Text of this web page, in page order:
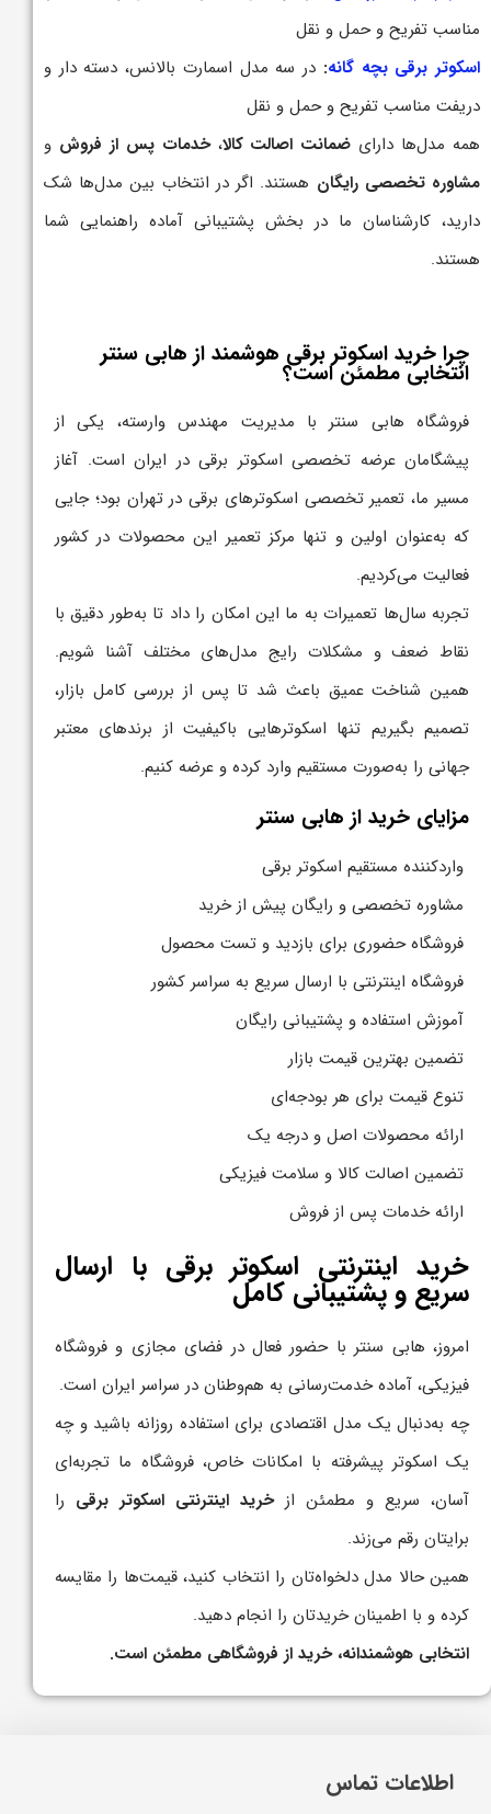
مناسب تفریح و حمل و نقل
اسکوتر برقی بچه گانه: در سه مدل اسمارت بالانس، دسته دار و
دریفت مناسب تفریح و حمل و نقل
همه مدل‌ها دارای ضمانت اصالت کالا،خدمات پس از فروش و
مشاوره تخصصی رایگان هستند. اگر در انتخاب بین مدل‌ها شک
دارید، کارشناسان ما در بخش پشتیبانی آماده راهنمایی شما
هستند.
چرا خرید اسکوتر برقی هوشمند از هابی سنتر
انتخابی مطمئن است؟
فروشگاه هابی سنتر با مدیریت مهندس وارسته، یکی از
پیشگامان عرضه تخصصی اسکوتر برقی در ایران است. آغاز
مسیر ما، تعمیر تخصصی اسکوترهای برقی در تهران بود؛ جایی
که به‌عنوان اولین و تنها مرکز تعمیر این محصولات در کشور
فعالیت می‌کردیم.
تجربه‌ سال‌ها تعمیرات به ما این امکان را داد تا به‌طور دقیق با
نقاط ضعف و مشکلات رایج مدل‌های مختلف آشنا شویم.
همین شناخت عمیق باعث شد تا پس از بررسی کامل بازار،
تصمیم بگیریم تنها اسکوترهایی باکیفیت از برندهای معتبر
جهانی را به‌صورت مستقیم وارد کرده و عرضه کنیم.
مزایای خرید از هابی سنتر
واردکننده مستقیم اسکوتر برقی
مشاوره تخصصی و رایگان پیش از خرید
فروشگاه حضوری برای بازدید و تست محصول
فروشگاه اینترنتی با ارسال سریع به سراسر کشور
آموزش استفاده و پشتیبانی رایگان
تضمین بهترین قیمت بازار
تنوع قیمت برای هر بودجه‌ای
ارائه محصولات اصل و درجه یک
تضمین اصالت کالا و سلامت فیزیکی
ارائه خدمات پس از فروش
خرید اینترنتی اسکوتر برقی با ارسال
سریع و پشتیبانی کامل
امروز، هابی سنتر با حضور فعال در فضای مجازی و فروشگاه
فیزیکی، آماده خدمت‌رسانی به هم‌وطنان در سراسر ایران است.
چه به‌دنبال یک مدل اقتصادی برای استفاده روزانه باشید و چه
یک اسکوتر پیشرفته با امکانات خاص، فروشگاه ما تجربه‌ای
آسان، سریع و مطمئن ازخرید اینترنتی اسکوتر برقی را
برایتان رقم می‌زند.
همین حالا مدل دلخواه‌تان را انتخاب کنید، قیمت‌ها را مقایسه
کرده و با اطمینان خریدتان را انجام دهید.
انتخابی هوشمندانه، خرید از فروشگاهی مطمئن است.
اطلاعات تماس